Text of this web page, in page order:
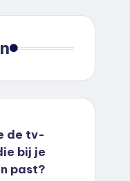
de tv-
bij je
past?